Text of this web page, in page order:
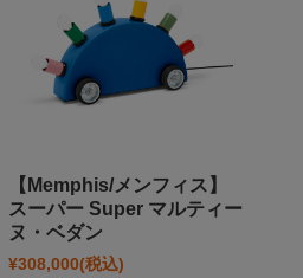
【Memphis/メンフィス】
スーパー Super マルティー
ヌ・ベダン
¥308,000(税込)